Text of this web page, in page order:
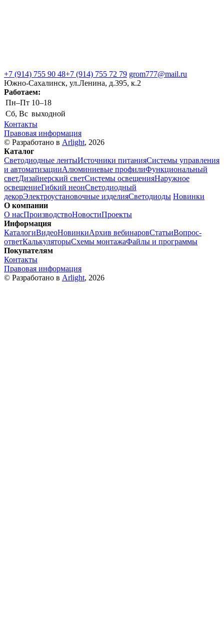
+7 (914) 755 90 48+7 (914) 755 72 79 grom777@mail.ru
Южно-Сахалинск, ул.Ленина, д.395, к.2
Работаем:
Пн–Пт 10–18
Сб, Вс выходной
Контакты
Правовая информация
© Разработано в Arlight, 2026
Каталог
Светодиодные лентыИсточники питанияСистемы управления
и автоматизацииАлюминиевые профилиФункциональный
светДизайнерский светСистемы освещенияНаружное
освещениеГибкий неонСветодиодный
декорЭлектроустановочные изделияСветодиоды Новинки
О компании
О насПроизводствоНовостиПроекты
Информация
КаталогиВидеоНовинкиАрхив вебинаровСтатьиВопрос-
ответКалькуляторыСхемы монтажаФайлы и программы
Покупателям
Контакты
Правовая информация
© Разработано в Arlight, 2026